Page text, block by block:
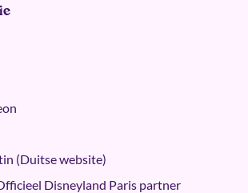
(Duitse website)
Disneyland Paris partner